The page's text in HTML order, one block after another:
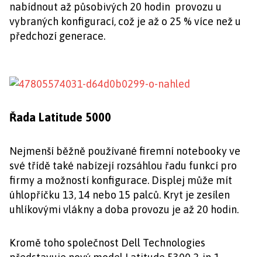
nabídnout až působivých 20 hodin provozu u
vybraných konfigurací, což je až o 25 % více než u
předchozí generace.
Řada Latitude 5000
Nejmenší běžně používané firemní notebooky ve
své třídě také nabízejí rozsáhlou řadu funkcí pro
firmy a možností konfigurace. Displej může mít
úhlopříčku 13, 14 nebo 15 palců. Kryt je zesílen
uhlíkovými vlákny a doba provozu je až 20 hodin.
Kromě toho společnost Dell Technologies